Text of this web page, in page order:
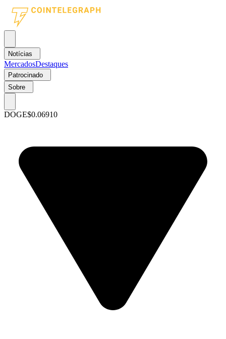
Notícias
MercadosDestaques
Patrocinado
Sobre
DOGE$0.06910